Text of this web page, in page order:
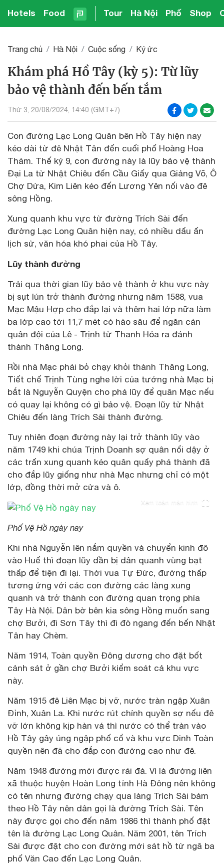
Hotels Food Tour Hà Nội Phố Shop
Trang chủ Hà Nội Cuộc sống Ký ức
Khám phá Hồ Tây (kỳ 5): Từ lũy
bảo vệ thành đến bến tắm
Thứ 3, 20/08/2024, 14:40 (GMT+7)
Con đường Lạc Long Quân bên Hồ Tây hiện nay
kéo dài từ đê Nhật Tân đến cuối phố Hoàng Hoa
Thám. Thế kỷ 9, con đường này là lũy bảo vệ thành
Đại La từ Nhật Chiêu đến Cầu Giấy qua Giảng Võ, Ô
Chợ Dừa, Kim Liên kéo đến Lương Yên nối vào đê
sông Hồng.
Xung quanh khu vực từ đường Trích Sài đến
đường Lạc Long Quân hiện nay, có nhiều dấu ấn
lịch sử, văn hóa khó phai của Hồ Tây.
Lũy thành đường
Trải qua thời gian lũy bảo vệ thành ở khu vực này
bị sụt lún trở thành đường nhưng năm 1588, vua
Mạc Mậu Hợp cho đắp lại và thêm hai lớp nữa làm
ba lớp cao tới 11,7 mét có hào sâu để ngăn cản
quân đội của Lê - Trịnh từ Thanh Hóa ra đánh
thành Thăng Long.
Rồi nhà Mạc phải bỏ chạy khỏi thành Thăng Long,
Tiết chế Trịnh Tùng nghe lời của tướng nhà Mạc bị
bắt là Nguyễn Quyện cho phá lũy để quân Mạc nếu
có quay lại không có gì bảo vệ. Đoạn lũy từ Nhật
Chiêu đến làng Trích Sài thành đường.
Tuy nhiên đoạn đường này lại trở thành lũy vào
năm 1749 khi chúa Trịnh Doanh sợ quân nổi dậy ở
các trấn xung quanh kéo quân quấy phá thành đã
cho đắp lũy giống như nhà Mạc nhưng chỉ có một
lớp, đồng thời mở cửa và ô.
Xem toàn màn hình
Phố Vệ Hồ ngày nay
Khi nhà Nguyễn lên nắm quyền và chuyển kinh đô
vào Huế thì đoạn lũy dần bị dân quanh vùng bạt
thấp để tiện đi lại. Thời vua Tự Đức, đường thấp
tương ứng với các con đường các làng xung
quanh và trở thành con đường quan trọng phía
Tây Hà Nội. Dân bờ bên kia sông Hồng muốn sang
chợ Bưởi, đi Sơn Tây thì đi đò ngang đến bến Nhật
Tân hay Chèm.
Năm 1914, Toàn quyền Đông dương cho đặt bốt
cảnh sát ở gần chợ Bưởi kiểm soát cả khu vực
này.
Năm 1915 đê Liên Mạc bị vỡ, nước tràn ngập Xuân
Đỉnh, Xuân La. Khi nước rút chính quyền sợ nếu đê
vỡ lớn không kịp hàn vá thì nước có thể tràn vào
Hồ Tây gây úng ngập phố cổ và khu vực Dinh Toàn
quyền nên đã cho đắp con đường cao như đê.
Năm 1948 đường mới được rải đá. Vì là đường liên
xã thuộc huyện Hoàn Long tỉnh Hà Đông nên không
có tên nhưng đường chạy qua làng Trích Sài bám
theo Hồ Tây nên dân gọi là đường Trích Sài. Tên
này được gọi cho đến năm 1986 thì thành phố đặt
tên là đường Lạc Long Quân. Năm 2001, tên Trích
Sài được đặt cho con đường mới sát hồ từ ngã ba
phố Văn Cao đến Lạc Long Quân.